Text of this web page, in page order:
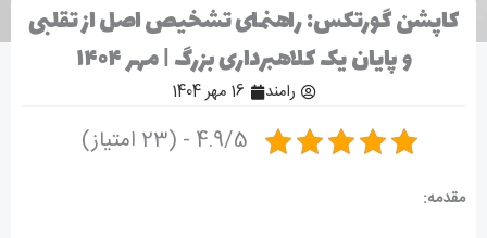
کاپشن گورتکس: راهنمای تشخیص اصل از تقلبی
و پایان یک کلاهبرداری بزرگ | مهر ۱۴۰۴
رامند 16 مهر 1404
4.9/5 - (23 امتیاز)
مقدمه: